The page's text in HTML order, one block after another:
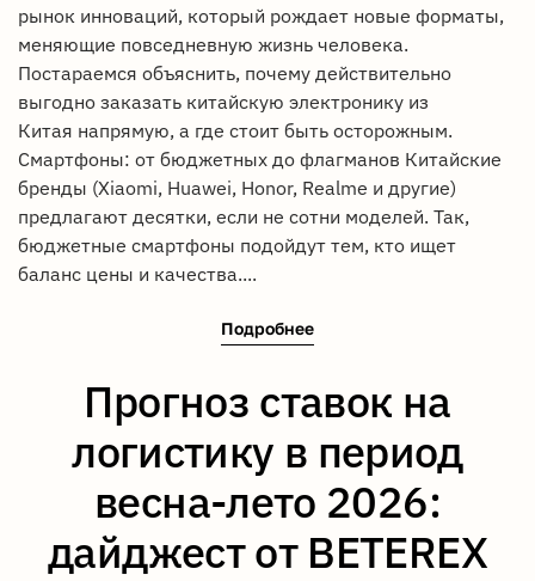
рынок инноваций, который рождает новые форматы,
меняющие повседневную жизнь человека.
Постараемся объяснить, почему действительно
выгодно заказать китайскую электронику из
Китая напрямую, а где стоит быть осторожным.
Смартфоны: от бюджетных до флагманов Китайские
бренды (Xiaomi, Huawei, Honor, Realme и другие)
предлагают десятки, если не сотни моделей. Так,
бюджетные смартфоны подойдут тем, кто ищет
баланс цены и качества....
Подробнее
Прогноз ставок на
логистику в период
весна-лето 2026:
дайджест от BETEREX